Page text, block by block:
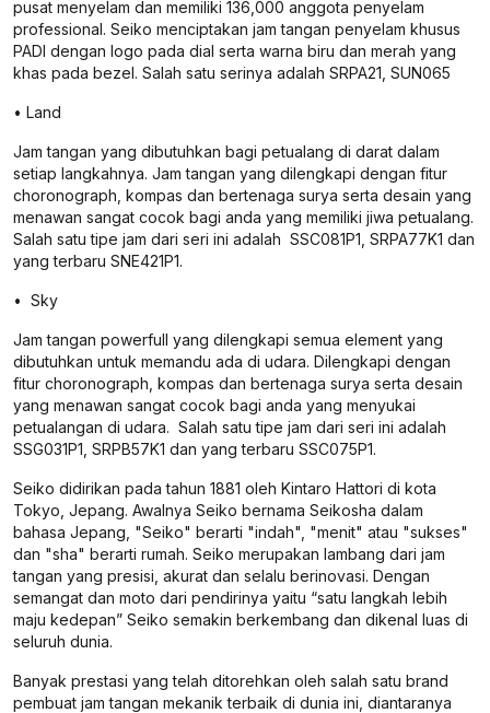
pusat menyelam dan memiliki 136,000 anggota penyelam
professional. Seiko menciptakan jam tangan penyelam khusus
PADI dengan logo pada dial serta warna biru dan merah yang
khas pada bezel. Salah satu serinya adalah SRPA21, SUN065
• Land
Jam tangan yang dibutuhkan bagi petualang di darat dalam
setiap langkahnya. Jam tangan yang dilengkapi dengan fitur
choronograph, kompas dan bertenaga surya serta desain yang
menawan sangat cocok bagi anda yang memiliki jiwa petualang.
Salah satu tipe jam dari seri ini adalah SSC081P1, SRPA77K1 dan
yang terbaru SNE421P1.
• Sky
Jam tangan powerfull yang dilengkapi semua element yang
dibutuhkan untuk memandu ada di udara. Dilengkapi dengan
fitur choronograph, kompas dan bertenaga surya serta desain
yang menawan sangat cocok bagi anda yang menyukai
petualangan di udara. Salah satu tipe jam dari seri ini adalah
SSG031P1, SRPB57K1 dan yang terbaru SSC075P1.
Seiko didirikan pada tahun 1881 oleh Kintaro Hattori di kota
Tokyo, Jepang. Awalnya Seiko bernama Seikosha dalam
bahasa Jepang, "Seiko" berarti "indah", "menit" atau "sukses"
dan "sha" berarti rumah. Seiko merupakan lambang dari jam
tangan yang presisi, akurat dan selalu berinovasi. Dengan
semangat dan moto dari pendirinya yaitu “satu langkah lebih
maju kedepan” Seiko semakin berkembang dan dikenal luas di
seluruh dunia.
Banyak prestasi yang telah ditorehkan oleh salah satu brand
pembuat jam tangan mekanik terbaik di dunia ini, diantaranya